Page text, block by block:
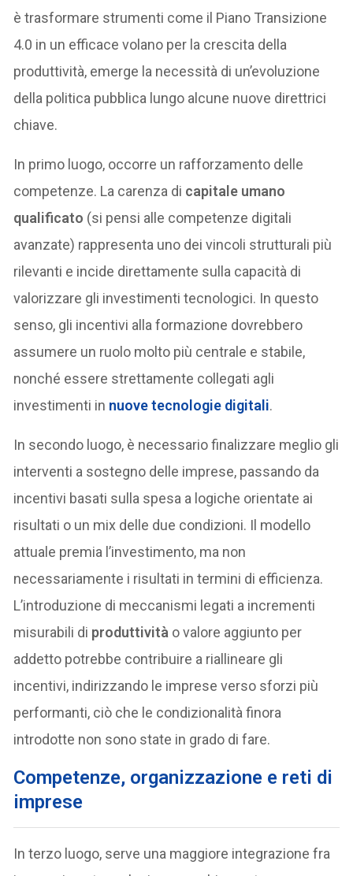
è trasformare strumenti come il Piano Transizione
4.0 in un efficace volano per la crescita della
produttività, emerge la necessità di un’evoluzione
della politica pubblica lungo alcune nuove direttrici
chiave.
In primo luogo, occorre un rafforzamento delle
competenze. La carenza di capitale umano
qualificato (si pensi alle competenze digitali
avanzate) rappresenta uno dei vincoli strutturali più
rilevanti e incide direttamente sulla capacità di
valorizzare gli investimenti tecnologici. In questo
senso, gli incentivi alla formazione dovrebbero
assumere un ruolo molto più centrale e stabile,
nonché essere strettamente collegati agli
investimenti in nuove tecnologie digitali.
In secondo luogo, è necessario finalizzare meglio gli
interventi a sostegno delle imprese, passando da
incentivi basati sulla spesa a logiche orientate ai
risultati o un mix delle due condizioni. Il modello
attuale premia l’investimento, ma non
necessariamente i risultati in termini di efficienza.
L’introduzione di meccanismi legati a incrementi
misurabili di produttività o valore aggiunto per
addetto potrebbe contribuire a riallineare gli
incentivi, indirizzando le imprese verso sforzi più
performanti, ciò che le condizionalità finora
introdotte non sono state in grado di fare.
Competenze, organizzazione e reti di
imprese
In terzo luogo, serve una maggiore integrazione fra